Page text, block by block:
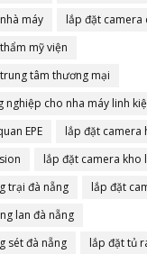
máy
lắp đặt camera
mỹ viện
tâm thương mại
nghiệp cho nha máy linh
EPE
lắp đặt camera
lắp đặt camera kho
trại đà nẵng
lắp đặt
lan đà nẵng
sét đà nẵng
lắp đặt tủ